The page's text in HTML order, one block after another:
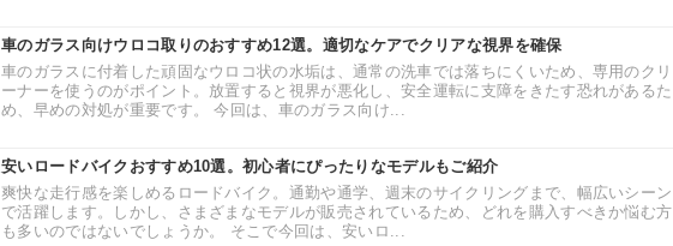
車のガラス向けウロコ取りのおすすめ12選。適切なケアでクリアな視界を確保
車のガラスに付着した頑固なウロコ状の水垢は、通常の洗車では落ちにくいため、専用のクリ
ーナーを使うのがポイント。放置すると視界が悪化し、安全運転に支障をきたす恐れがあるた
め、早めの対処が重要です。 今回は、車のガラス向け...
安いロードバイクおすすめ10選。初心者にぴったりなモデルもご紹介
爽快な走行感を楽しめるロードバイク。通勤や通学、週末のサイクリングまで、幅広いシーン
で活躍します。しかし、さまざまなモデルが販売されているため、どれを購入すべきか悩む方
も多いのではないでしょうか。 そこで今回は、安いロ...